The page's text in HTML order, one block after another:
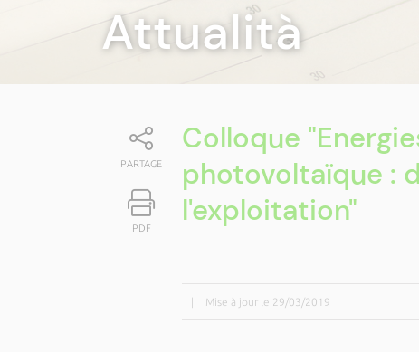
Attualità
PARTAGE
PDF
Colloque
photovoltaïque :
l'exploitation"
Mise à jour le 29/03/2019